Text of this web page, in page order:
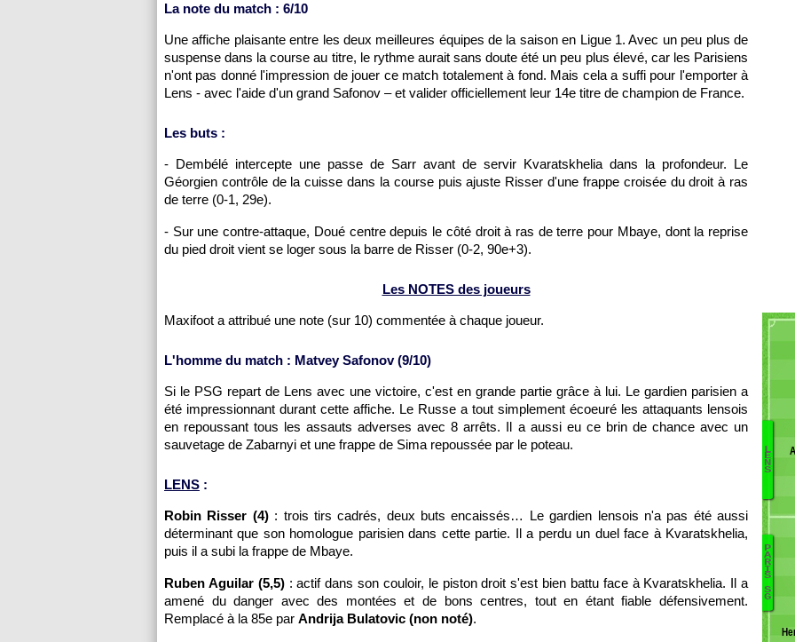
La note du match : 6/10
Une affiche plaisante entre les deux meilleures équipes de la saison en Ligue 1. Avec un peu plus de
suspense dans la course au titre, le rythme aurait sans doute été un peu plus élevé, car les Parisiens
n'ont pas donné l'impression de jouer ce match totalement à fond. Mais cela a suffi pour l'emporter à
Lens - avec l'aide d'un grand Safonov – et valider officiellement leur 14e titre de champion de France.
Les buts :
- Dembélé intercepte une passe de Sarr avant de servir Kvaratskhelia dans la profondeur. Le
Géorgien contrôle de la cuisse dans la course puis ajuste Risser d'une frappe croisée du droit à ras
de terre (0-1, 29e).
- Sur une contre-attaque, Doué centre depuis le côté droit à ras de terre pour Mbaye, dont la reprise
du pied droit vient se loger sous la barre de Risser (0-2, 90e+3).
Les NOTES des joueurs
Maxifoot a attribué une note (sur 10) commentée à chaque joueur.
L'homme du match : Matvey Safonov (9/10)
Si le PSG repart de Lens avec une victoire, c'est en grande partie grâce à lui. Le gardien parisien a
été impressionnant durant cette affiche. Le Russe a tout simplement écoeuré les attaquants lensois
en repoussant tous les assauts adverses avec 8 arrêts. Il a aussi eu ce brin de chance avec un
sauvetage de Zabarnyi et une frappe de Sima repoussée par le poteau.
LENS :
Robin Risser (4): trois tirs cadrés, deux buts encaissés… Le gardien lensois n'a pas été aussi
déterminant que son homologue parisien dans cette partie. Il a perdu un duel face à Kvaratskhelia,
puis il a subi la frappe de Mbaye.
Ruben Aguilar (5,5): actif dans son couloir, le piston droit s'est bien battu face à Kvaratskhelia. Il a
amené du danger avec des montées et de bons centres, tout en étant fiable défensivement.
Remplacé à la 85e par Andrija Bulatovic (non noté).
L
E
N
S
P
A
R
I
S
S
G